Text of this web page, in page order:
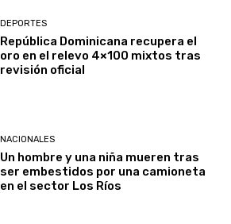
DEPORTES
República Dominicana recupera el
oro en el relevo 4×100 mixtos tras
revisión oficial
NACIONALES
Un hombre y una niña mueren tras
ser embestidos por una camioneta
en el sector Los Ríos